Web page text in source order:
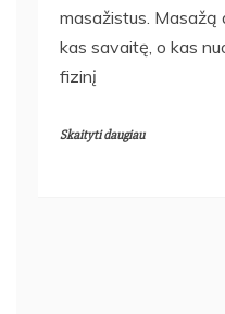
masažistus. Masažą
kas savaitę, o kas
fizinį
Skaityti daugiau